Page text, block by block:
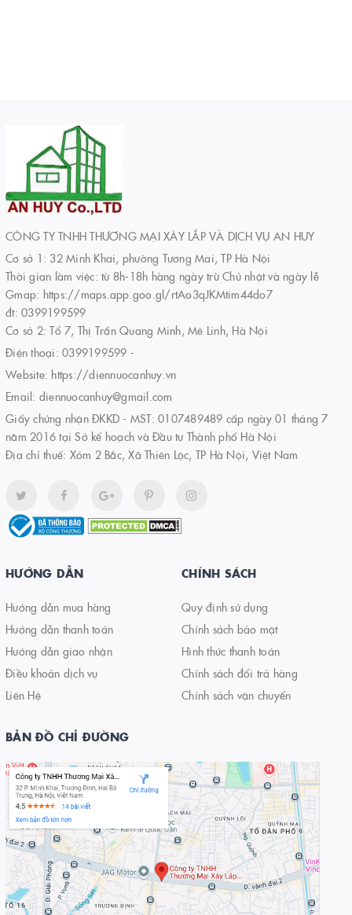
CÔNG TY TNHH THƯƠNG MẠI XÂY LẮP VÀ DỊCH VỤ AN HUY
Cơ sở 1: 32 Minh Khai, phường Tương Mai, TP Hà Nội
Thời gian làm việc: từ 8h-18h hàng ngày trừ Chủ nhật và ngày lễ
Gmap: https://maps.app.goo.gl/rtAo3qJKMtim44do7
đt: 0399199599
Cơ sở 2: Tổ 7, Thị Trấn Quang Minh, Mê Linh, Hà Nội
Điện thoại: 0399199599 -
Website: https://diennuocanhuy.vn
Email: diennuocanhuy@gmail.com
Giấy chứng nhận ĐKKD - MST: 0107489489 cấp ngày 01 tháng 7
năm 2016 tại Sở kế hoạch và Đầu tư Thành phố Hà Nội
Địa chỉ thuế: Xóm 2 Bắc, Xã Thiên Lộc, TP Hà Nội, Việt Nam
HƯỚNG DẪN
Hướng dẫn mua hàng
Hướng dẫn thanh toán
Hướng dẫn giao nhận
Điều khoản dịch vụ
Liên Hệ
CHÍNH SÁCH
Quy định sử dụng
Chính sách bảo mật
Hình thức thanh toán
Chính sách đổi trả hàng
Chính sách vận chuyển
BẢN ĐỒ CHỈ ĐƯỜNG